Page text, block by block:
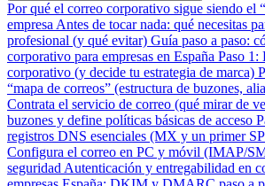
Por qué el correo corporativo sigue siendo el
empresa Antes de tocar nada: qué necesitas
profesional (y qué evitar) Guía paso a paso:
corporativo para empresas en España Paso 1:
corporativo (y decide tu estrategia de marca)
“mapa de correos” (estructura de buzones,
Contrata el servicio de correo (qué mirar de
buzones y define políticas básicas de acceso
registros DNS esenciales (MX y un primer
Configura el correo en PC y móvil (IMAP/
seguridad Autenticación y entregabilidad en